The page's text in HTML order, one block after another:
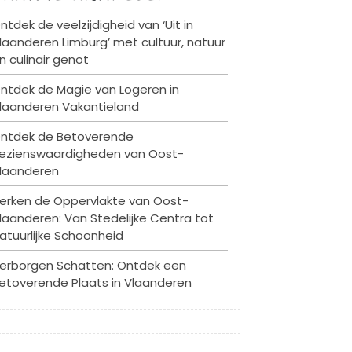
de veelzijdigheid van ‘Uit in
Limburg’ met cultuur, natuur
culinair genot
de Magie van Logeren in
Vakantieland
de Betoverende
van Oost-
de Oppervlakte van Oost-
Van Stedelijke Centra tot
Schoonheid
Schatten: Ontdek een
Plaats in Vlaanderen